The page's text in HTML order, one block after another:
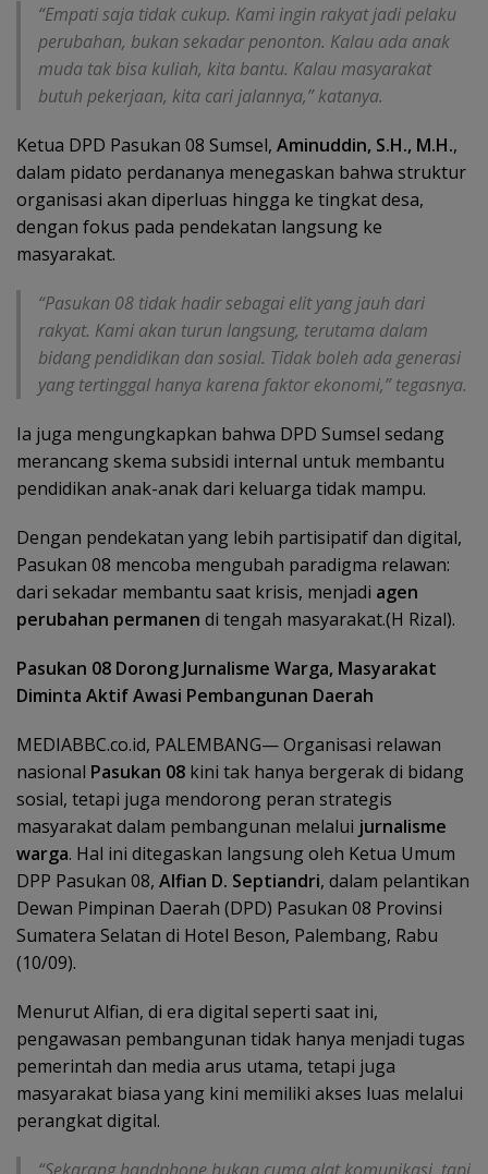
“Empati saja tidak cukup. Kami ingin rakyat jadi pelaku
perubahan, bukan sekadar penonton. Kalau ada anak
muda tak bisa kuliah, kita bantu. Kalau masyarakat
butuh pekerjaan, kita cari jalannya,” katanya.
Ketua DPD Pasukan 08 Sumsel, Aminuddin, S.H., M.H.,
dalam pidato perdananya menegaskan bahwa struktur
organisasi akan diperluas hingga ke tingkat desa,
dengan fokus pada pendekatan langsung ke
masyarakat.
“Pasukan 08 tidak hadir sebagai elit yang jauh dari
rakyat. Kami akan turun langsung, terutama dalam
bidang pendidikan dan sosial. Tidak boleh ada generasi
yang tertinggal hanya karena faktor ekonomi,” tegasnya.
Ia juga mengungkapkan bahwa DPD Sumsel sedang
merancang skema subsidi internal untuk membantu
pendidikan anak-anak dari keluarga tidak mampu.
Dengan pendekatan yang lebih partisipatif dan digital,
Pasukan 08 mencoba mengubah paradigma relawan:
dari sekadar membantu saat krisis, menjadi agen
perubahan permanen di tengah masyarakat.(H Rizal).
Pasukan 08 Dorong Jurnalisme Warga, Masyarakat
Diminta Aktif Awasi Pembangunan Daerah
MEDIABBC.co.id, PALEMBANG— Organisasi relawan
nasional Pasukan 08 kini tak hanya bergerak di bidang
sosial, tetapi juga mendorong peran strategis
masyarakat dalam pembangunan melalui jurnalisme
warga. Hal ini ditegaskan langsung oleh Ketua Umum
DPP Pasukan 08, Alfian D. Septiandri, dalam pelantikan
Dewan Pimpinan Daerah (DPD) Pasukan 08 Provinsi
Sumatera Selatan di Hotel Beson, Palembang, Rabu
(10/09).
Menurut Alfian, di era digital seperti saat ini,
pengawasan pembangunan tidak hanya menjadi tugas
pemerintah dan media arus utama, tetapi juga
masyarakat biasa yang kini memiliki akses luas melalui
perangkat digital.